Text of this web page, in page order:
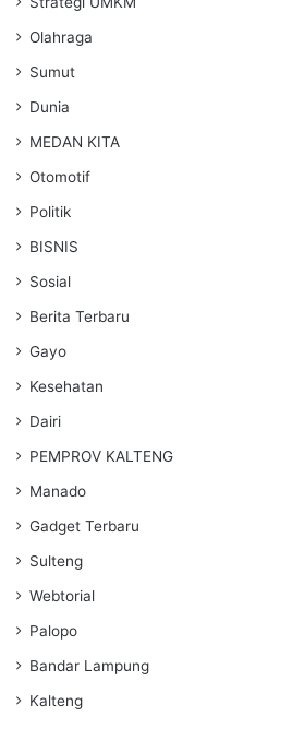
Olahraga
Sumut
Dunia
MEDAN KITA
Otomotif
Politik
BISNIS
Sosial
Berita Terbaru
Gayo
Kesehatan
Dairi
PEMPROV KALTENG
Manado
Gadget Terbaru
Sulteng
Webtorial
Palopo
Bandar Lampung
Kalteng